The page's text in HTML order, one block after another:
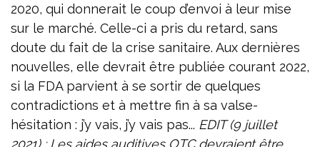
2020, qui donnerait le coup d’envoi à leur mise
sur le marché. Celle-ci a pris du retard, sans
doute du fait de la crise sanitaire. Aux dernières
nouvelles, elle devrait être publiée courant 2022,
si la FDA parvient à se sortir de quelques
contradictions et à mettre fin à sa valse-
hésitation : j’y vais, j’y vais pas... EDIT (9 juillet
2021) : Les aides auditives OTC devraient être